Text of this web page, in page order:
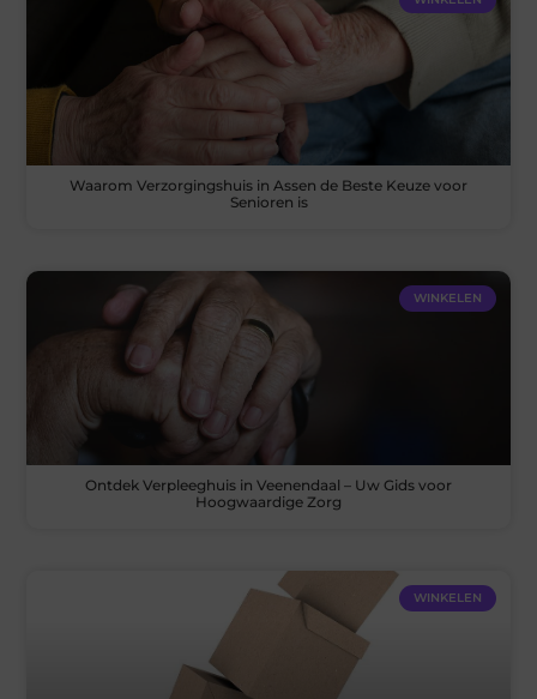
Waarom Verzorgingshuis in Assen de Beste Keuze voor
Senioren is
WINKELEN
Ontdek Verpleeghuis in Veenendaal – Uw Gids voor
Hoogwaardige Zorg
WINKELEN